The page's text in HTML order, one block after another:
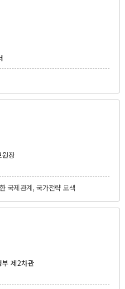
장
국제관계, 국가전략 모색
제2차관